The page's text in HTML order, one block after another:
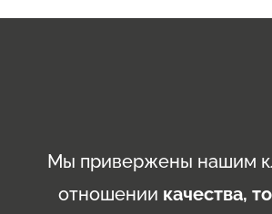
Мы привержены нашим
отношении качества,